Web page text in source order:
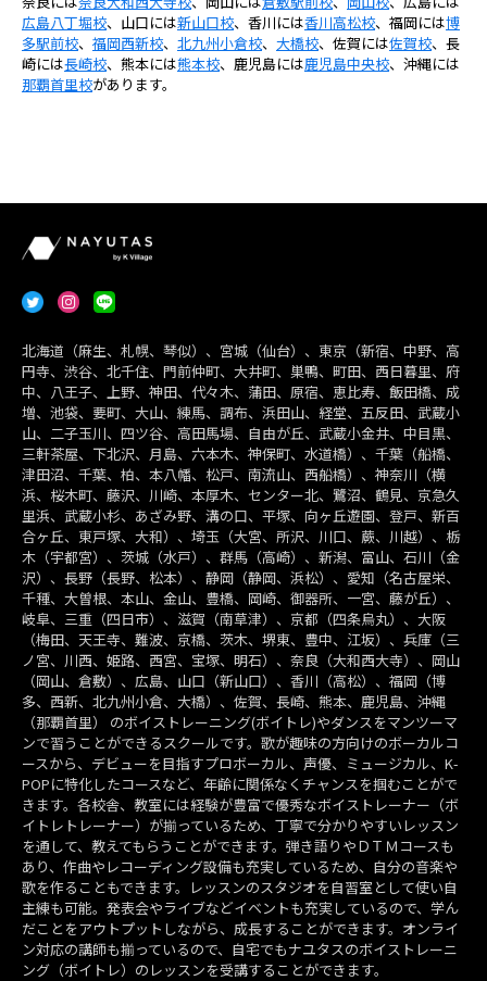
広島八丁堀校、山口には新山口校、香川には香川高松校、福岡には博
多駅前校、 福岡西新校、 北九州小倉校、 大橋校、佐賀には佐賀校、長
崎には長崎校、熊本には熊本校、鹿児島には鹿児島中央校、沖縄には
那覇首里校があります。
北海道（麻生、札幌、琴似）、宮城（仙台）、東京（新宿、中野、高
円寺、渋谷、北千住、門前仲町、大井町、巣鴨、町田、西日暮里、府
中、八王子、上野、神田、代々木、蒲田、原宿、恵比寿、飯田橋、成
増、池袋、要町、大山、練馬、調布、浜田山、経堂、五反田、武蔵小
山、二子玉川、四ツ谷、高田馬場、自由が丘、武蔵小金井、中目黒、
三軒茶屋、下北沢、月島、六本木、神保町、水道橋）、千葉（船橋、
津田沼、千葉、柏、本八幡、松戸、南流山、西船橋）、神奈川（横
浜、桜木町、藤沢、川崎、本厚木、センター北、鷺沼、鶴見、京急久
里浜、武蔵小杉、あざみ野、溝の口、平塚、向ヶ丘遊園、登戸、新百
合ヶ丘、東戸塚、大和）、埼玉（大宮、所沢、川口、蕨、川越）、栃
木（宇都宮）、茨城（水戸）、群馬（高崎）、新潟、富山、石川（金
沢）、長野（長野、松本）、静岡（静岡、浜松）、愛知（名古屋栄、
千種、大曽根、本山、金山、豊橋、岡崎、御器所、一宮、藤が丘）、
岐阜、三重（四日市）、滋賀（南草津）、京都（四条烏丸）、大阪
（梅田、天王寺、難波、京橋、茨木、堺東、豊中、江坂）、兵庫（三
ノ宮、川西、姫路、西宮、宝塚、明石）、奈良（大和西大寺）、岡山
（岡山、倉敷）、広島、山口（新山口）、香川（高松）、福岡（博
多、西新、北九州小倉、大橋）、佐賀、長崎、熊本、鹿児島、沖縄
（那覇首里） のボイストレーニング(ボイトレ)やダンスをマンツーマ
ンで習うことができるスクールです。歌が趣味の方向けのボーカルコ
ースから、デビューを目指すプロボーカル、声優、ミュージカル、K-
POPに特化したコースなど、年齢に関係なくチャンスを掴むことがで
きます。各校舎、教室には経験が豊富で優秀なボイストレーナー（ボ
イトレトレーナー）が揃っているため、丁寧で分かりやすいレッスン
を通して、教えてもらうことができます。弾き語りやＤＴＭコースも
あり、作曲やレコーディング設備も充実しているため、自分の音楽や
歌を作ることもできます。レッスンのスタジオを自習室として使い自
主練も可能。発表会やライブなどイベントも充実しているので、学ん
だことをアウトプットしながら、成長することができます。オンライ
ン対応の講師も揃っているので、自宅でもナユタスのボイストレーニ
ング（ボイトレ）のレッスンを受講することができます。